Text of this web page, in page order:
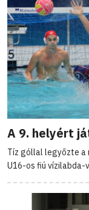
A 9. helyért
Tíz góllal legyőzte a
U16-os fiú